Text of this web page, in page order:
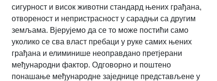
сигурност и висок животни стандард њених грађана,
отвореност и непристрасност у сарадњи са другим
земљама. Вјерујемо да се то може постићи само
уколико се сва власт пребаци у руке самих њених
грађана и елиминише неоправдано претјерани
међународни фактор. Одговорно и поштено
понашање међународне заједнице представљене у